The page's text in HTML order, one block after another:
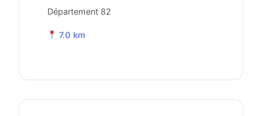
Département 82
7.0 km